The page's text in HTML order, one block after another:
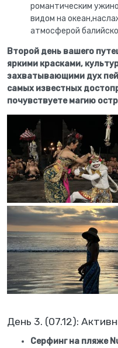
романтическим
видом на
атмосферой
Второй день вашего
яркими красками,
захватывающими дух
самых известных
почувствуете магию
День 3. (07.12):
Серфинг на пляже